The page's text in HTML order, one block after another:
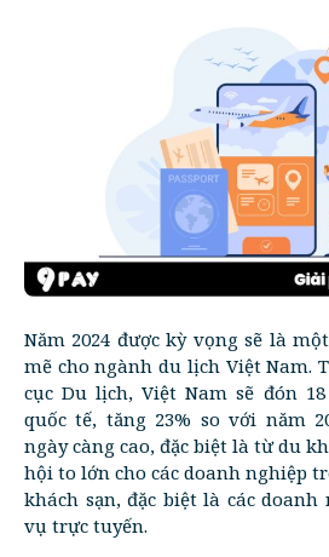
Năm 2024 được kỳ vọng sẽ là
mẽ cho ngành du lịch Việt Nam.
cục Du lịch, Việt Nam sẽ đón
quốc tế, tăng 23% so với năm
ngày càng cao, đặc biệt là từ du
hội to lớn cho các doanh nghiệp
khách sạn, đặc biệt là các doanh
vụ trực tuyến.